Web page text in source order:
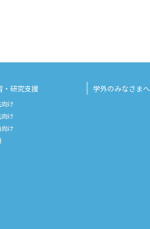
・研究支援
向け
向け
け
学外のみなさまへ